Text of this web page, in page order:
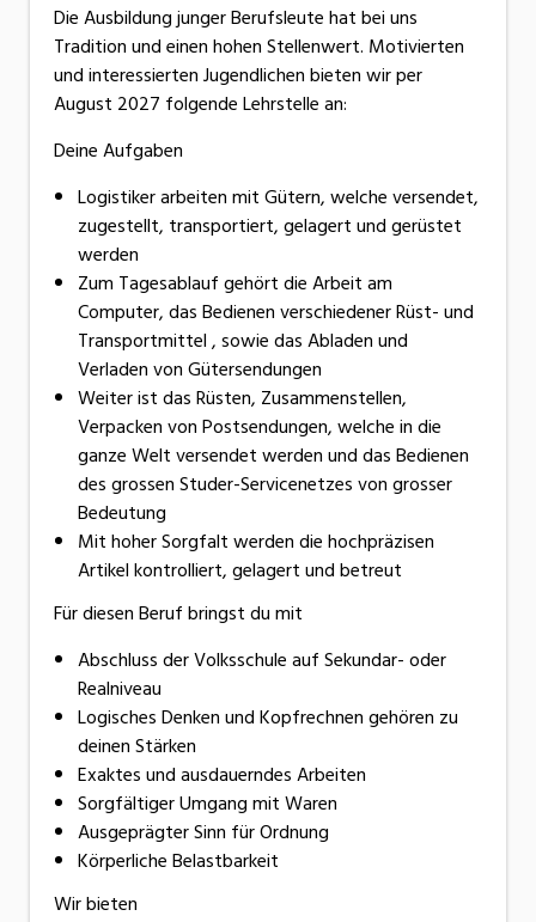
Die Ausbildung junger Berufsleute hat bei uns
Tradition und einen hohen Stellenwert. Motivierten
und interessierten Jugendlichen bieten wir per
August 2027 folgende Lehrstelle an:
Deine Aufgaben
Logistiker arbeiten mit Gütern, welche versendet,
zugestellt, transportiert, gelagert und gerüstet
werden
Zum Tagesablauf gehört die Arbeit am
Computer, das Bedienen verschiedener Rüst- und
Transportmittel , sowie das Abladen und
Verladen von Gütersendungen
Weiter ist das Rüsten, Zusammenstellen,
Verpacken von Postsendungen, welche in die
ganze Welt versendet werden und das Bedienen
des grossen Studer-Servicenetzes von grosser
Bedeutung
Mit hoher Sorgfalt werden die hochpräzisen
Artikel kontrolliert, gelagert und betreut
Für diesen Beruf bringst du mit
Abschluss der Volksschule auf Sekundar- oder
Realniveau
Logisches Denken und Kopfrechnen gehören zu
deinen Stärken
Exaktes und ausdauerndes Arbeiten
Sorgfältiger Umgang mit Waren
Ausgeprägter Sinn für Ordnung
Körperliche Belastbarkeit
Wir bieten